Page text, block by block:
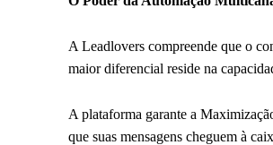
A Leadlovers compreende que o
maior diferencial reside na
A plataforma garante a
que suas mensagens cheguem à